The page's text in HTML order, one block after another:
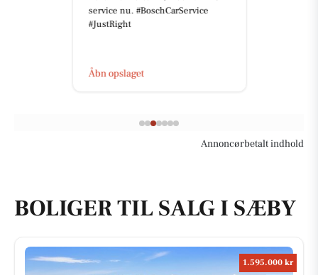
service nu. #BoschCarService
#JustRight
Åbn opslaget
Annoncørbetalt indhold
BOLIGER TIL SALG I SÆBY
1.595.000 kr